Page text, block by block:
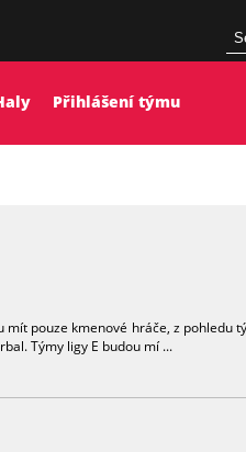
Přihlášení týmu
mít pouze kmenové hráče, z pohledu
Týmy ligy E budou mí ...